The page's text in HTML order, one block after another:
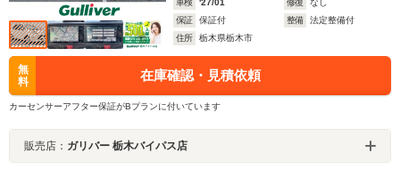
車検
'27/01 修復
なし
保証
保証付 整備
法定整備付
住所
栃木県栃木市
無
料
在庫確認・見積依頼
カーセンサーアフター保証がBプランに付いています
販売店： ガリバー 栃木バイパス店